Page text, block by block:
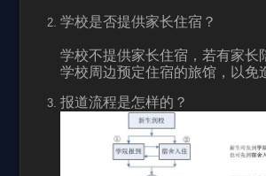
学校是否提供家长住宿？
学校不提供家长住宿，若有家长
学校周边预定住宿的旅馆，以免
报道流程是怎样的？